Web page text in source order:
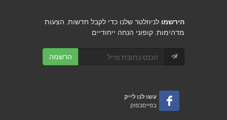
הירשמו לניוזלטר שלנו כדי לקבל חדשות, הצעות
מדהימות, קופוני הנחה ייחודיים
הרשמה
עשו לנו לייק
בפייסבפוק